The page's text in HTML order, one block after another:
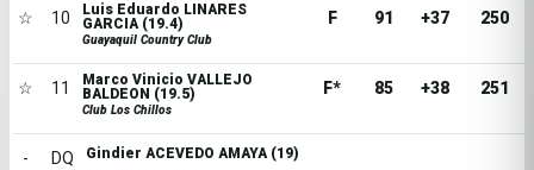
☆ 10
Luis Eduardo LINARES
GARCIA (19.4)
Guayaquil Country Club
F 91 +37 250
☆ 11
Marco Vinicio VALLEJO
BALDEON (19.5)
Club Los Chillos
F* 85 +38 251
- DQ Gindier ACEVEDO AMAYA (19)